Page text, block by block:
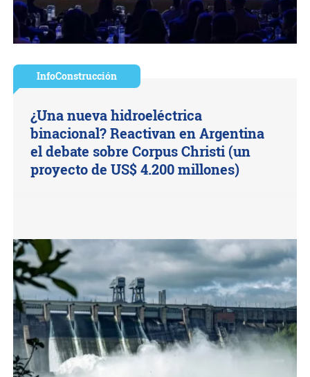
InfoConstrucción
¿Una nueva hidroeléctrica
binacional? Reactivan en Argentina
el debate sobre Corpus Christi (un
proyecto de US$ 4.200 millones)